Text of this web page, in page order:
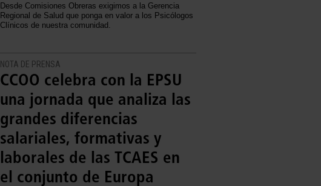
Desde Comisiones Obreras exigimos a la Gerencia
Regional de Salud que ponga en valor a los Psicólogos
Clínicos de nuestra comunidad.
NOTA DE PRENSA
CCOO celebra con la EPSU
una jornada que analiza las
grandes diferencias
salariales, formativas y
laborales de las TCAES en
el conjunto de Europa